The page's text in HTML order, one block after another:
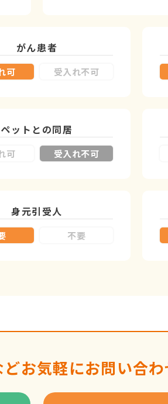
がん患者
可 受入れ不可
ペットとの同居
可 受入れ不可
身元引受人
不要
お気軽にお問い合